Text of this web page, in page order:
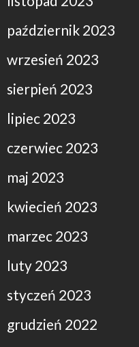
październik 2023
wrzesień 2023
sierpień 2023
lipiec 2023
czerwiec 2023
maj 2023
kwiecień 2023
marzec 2023
luty 2023
styczeń 2023
grudzień 2022